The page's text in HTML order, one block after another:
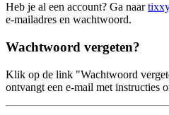
Heb je al een account? Ga naar
e-mailadres en wachtwoord.
Wachtwoord vergeten?
Klik op de link "Wachtwoord
ontvangt een e-mail met instructies